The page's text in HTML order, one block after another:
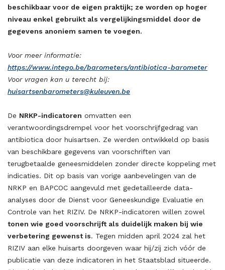
beschikbaar voor de eigen praktijk; ze worden op hoger
niveau enkel gebruikt als vergelijkingsmiddel door de
gegevens anoniem samen te voegen.
Voor meer informatie:
https://www.intego.be/barometers/antibiotica-barometer
Voor vragen kan u terecht bij:
huisartsenbarometers@kuleuven.be
De NRKP-indicatoren omvatten een
verantwoordingsdrempel voor het voorschrijfgedrag van
antibiotica door huisartsen. Ze werden ontwikkeld op basis
van beschikbare gegevens van voorschriften van
terugbetaalde geneesmiddelen zonder directe koppeling met
indicaties. Dit op basis van vorige aanbevelingen van de
NRKP en BAPCOC aangevuld met gedetailleerde data-
analyses door de Dienst voor Geneeskundige Evaluatie en
Controle van het RIZIV. De NRKP-indicatoren willen zowel
tonen wie goed voorschrijft als duidelijk maken bij wie
verbetering gewenst is. Tegen midden april 2024 zal het
RIZIV aan elke huisarts doorgeven waar hij/zij zich vóór de
publicatie van deze indicatoren in het Staatsblad situeerde.